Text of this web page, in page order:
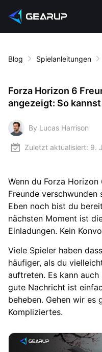
Blog Spielanleitungen
Forza Horizon 6
angezeigt: So
By Lucas Harrison
Zuletzt aktualisiert: 9.
Wenn du Forza
Freunde verschwunden
Eben noch bist du
nächsten Moment ist
Einladungen. Kein
Viele Spieler haben
häufiger, als du
auftreten. Es kann
gute Nachricht ist
beheben. Gehen wir es
Kompliziertes.